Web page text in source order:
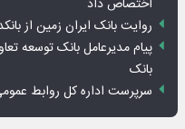
روایت بانک ایران زمین از
بانک
سرپرست اداره کل روابط